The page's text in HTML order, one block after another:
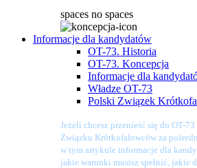
spaces no spaces
Informacje dla kandydatów
OT-73. Historia
OT-73. Koncepcja
Informacje dla
Władze OT-73
Polski Związek
Jeżeli chcesz przenieść się do OT-
Związku Krótkofalowców za
w tym artykule informacje dla
jakie warunki musisz spełnić, jakie